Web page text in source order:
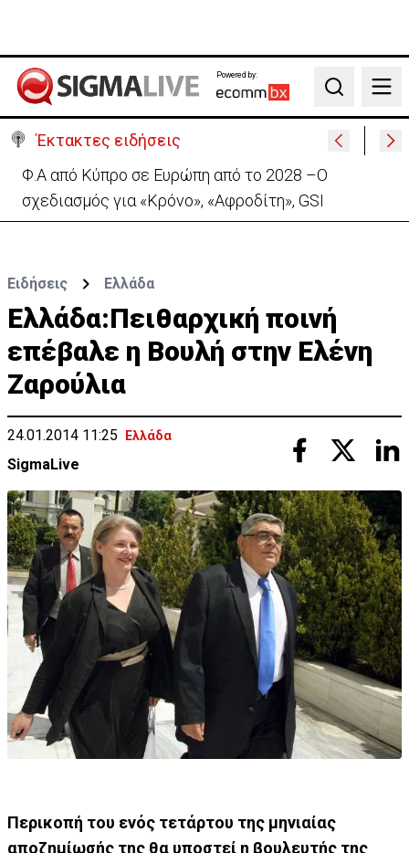
Powered by:
Search
Έκτακτες ειδήσεις
Πέθανε στα 74 του χρόνια ο ηθοποιός Νίκος
Καλογερόπουλος
Ειδήσεις Ελλάδα
Ελλάδα:Πειθαρχική ποινή
επέβαλε η Βουλή στην Ελένη
Ζαρούλια
24.01.2014 11:25 Ελλάδα
SigmaLive
Περικοπή του ενός τετάρτου της μηνιαίας
αποζημίωσής της θα υποστεί η βουλευτής της